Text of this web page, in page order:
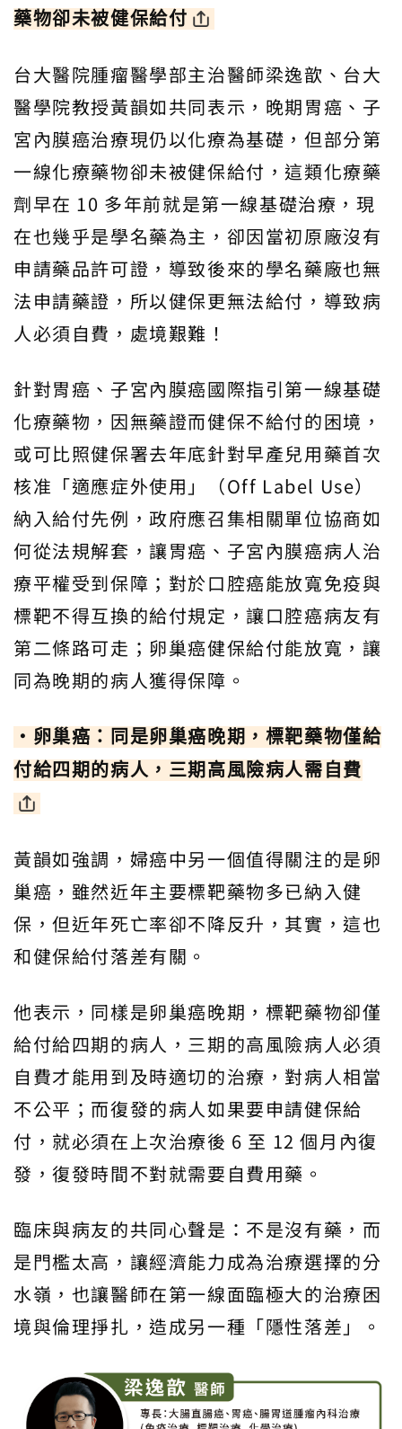
藥物卻未被健保給付
台大醫院腫瘤醫學部主治醫師梁逸歆、台大
醫學院教授黃韻如共同表示，晚期胃癌、子
宮內膜癌治療現仍以化療為基礎，但部分第
一線化療藥物卻未被健保給付，這類化療藥
劑早在 10 多年前就是第一線基礎治療，現
在也幾乎是學名藥為主，卻因當初原廠沒有
申請藥品許可證，導致後來的學名藥廠也無
法申請藥證，所以健保更無法給付，導致病
人必須自費，處境艱難！
針對胃癌、子宮內膜癌國際指引第一線基礎
化療藥物，因無藥證而健保不給付的困境，
或可比照健保署去年底針對早產兒用藥首次
核准「適應症外使用」（Off Label Use）
納入給付先例，政府應召集相關單位協商如
何從法規解套，讓胃癌、子宮內膜癌病人治
療平權受到保障；對於口腔癌能放寬免疫與
標靶不得互換的給付規定，讓口腔癌病友有
第二條路可走；卵巢癌健保給付能放寬，讓
同為晚期的病人獲得保障。
‧卵巢癌：同是卵巢癌晚期，標靶藥物僅給
付給四期的病人，三期高風險病人需自費
黃韻如強調，婦癌中另一個值得關注的是卵
巢癌，雖然近年主要標靶藥物多已納入健
保，但近年死亡率卻不降反升，其實，這也
和健保給付落差有關。
他表示，同樣是卵巢癌晚期，標靶藥物卻僅
給付給四期的病人，三期的高風險病人必須
自費才能用到及時適切的治療，對病人相當
不公平；而復發的病人如果要申請健保給
付，就必須在上次治療後 6 至 12 個月內復
發，復發時間不對就需要自費用藥。
臨床與病友的共同心聲是：不是沒有藥，而
是門檻太高，讓經濟能力成為治療選擇的分
水嶺，也讓醫師在第一線面臨極大的治療困
境與倫理掙扎，造成另一種「隱性落差」。